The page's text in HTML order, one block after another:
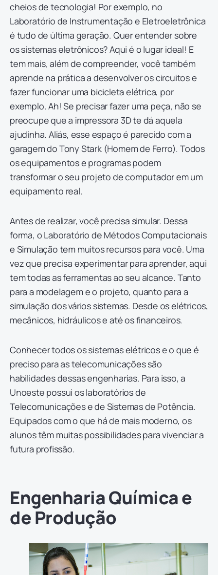
cheios de tecnologia! Por exemplo, no
Laboratório de Instrumentação e Eletroeletrônica
é tudo de última geração. Quer entender sobre
os sistemas eletrônicos? Aqui é o lugar ideal! E
tem mais, além de compreender, você também
aprende na prática a desenvolver os circuitos e
fazer funcionar uma bicicleta elétrica, por
exemplo. Ah! Se precisar fazer uma peça, não se
preocupe que a impressora 3D te dá aquela
ajudinha. Aliás, esse espaço é parecido com a
garagem do Tony Stark (Homem de Ferro). Todos
os equipamentos e programas podem
transformar o seu projeto de computador em um
equipamento real.
Antes de realizar, você precisa simular. Dessa
forma, o Laboratório de Métodos Computacionais
e Simulação tem muitos recursos para você. Uma
vez que precisa experimentar para aprender, aqui
tem todas as ferramentas ao seu alcance. Tanto
para a modelagem e o projeto, quanto para a
simulação dos vários sistemas. Desde os elétricos,
mecânicos, hidráulicos e até os financeiros.
Conhecer todos os sistemas elétricos e o que é
preciso para as telecomunicações são
habilidades dessas engenharias. Para isso, a
Unoeste possui os laboratórios de
Telecomunicações e de Sistemas de Potência.
Equipados com o que há de mais moderno, os
alunos têm muitas possibilidades para vivenciar a
futura profissão.
Engenharia Química e
de Produção